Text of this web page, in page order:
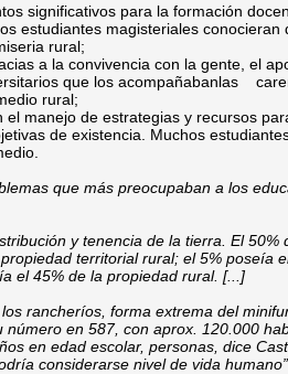
significativos para la formación
estudiantes magisteriales conocieran
rural;
a la convivencia con la gente, el
que los acompañabanlas
rural;
manejo de estrategias y recursos
de existencia. Muchos
que más preocupaban a los
y tenencia de la tierra. El 50%
territorial rural; el 5% poseía
el 45% de la propiedad rural. [...]
rancheríos, forma extrema del
número en 587, con aprox. 120.000
en edad escolar, personas, dice
considerarse nivel de vida humano”.